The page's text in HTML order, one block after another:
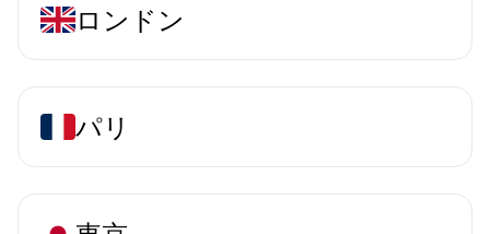
ロンドン
パリ